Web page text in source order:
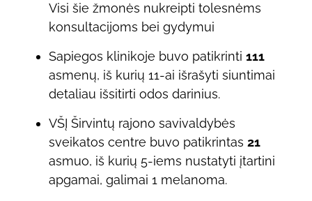
Visi šie žmonės nukreipti tolesnėms
konsultacijoms bei gydymui
Sapiegos klinikoje buvo patikrinti 111
asmenų, iš kurių 11-ai išrašyti siuntimai
detaliau išsitirti odos darinius.
VŠĮ Širvintų rajono savivaldybės
sveikatos centre buvo patikrintas 21
asmuo, iš kurių 5-iems nustatyti įtartini
apgamai, galimai 1 melanoma.